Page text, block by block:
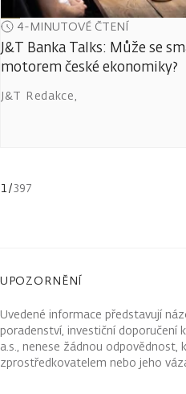
4-MINUTOVÉ ČTENÍ
J&T Banka Talks: Může se
motorem české ekonomiky?
J&T Redakce,
1/397
UPOZORNĚNÍ
Uvedené informace představují
poradenství, investiční doporučení
a.s., nenese žádnou
zprostředkovatelem nebo jeho